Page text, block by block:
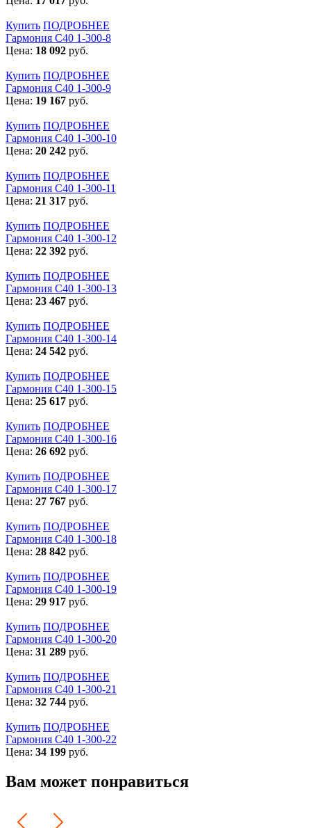
Купить ПОДРОБНЕЕ
Гармония С40 1-300-8
Цена: 18 092 руб.
Купить ПОДРОБНЕЕ
Гармония С40 1-300-9
Цена: 19 167 руб.
Купить ПОДРОБНЕЕ
Гармония С40 1-300-10
Цена: 20 242 руб.
Купить ПОДРОБНЕЕ
Гармония С40 1-300-11
Цена: 21 317 руб.
Купить ПОДРОБНЕЕ
Гармония С40 1-300-12
Цена: 22 392 руб.
Купить ПОДРОБНЕЕ
Гармония С40 1-300-13
Цена: 23 467 руб.
Купить ПОДРОБНЕЕ
Гармония С40 1-300-14
Цена: 24 542 руб.
Купить ПОДРОБНЕЕ
Гармония С40 1-300-15
Цена: 25 617 руб.
Купить ПОДРОБНЕЕ
Гармония С40 1-300-16
Цена: 26 692 руб.
Купить ПОДРОБНЕЕ
Гармония С40 1-300-17
Цена: 27 767 руб.
Купить ПОДРОБНЕЕ
Гармония С40 1-300-18
Цена: 28 842 руб.
Купить ПОДРОБНЕЕ
Гармония С40 1-300-19
Цена: 29 917 руб.
Купить ПОДРОБНЕЕ
Гармония С40 1-300-20
Цена: 31 289 руб.
Купить ПОДРОБНЕЕ
Гармония С40 1-300-21
Цена: 32 744 руб.
Купить ПОДРОБНЕЕ
Гармония С40 1-300-22
Цена: 34 199 руб.
Вам может понравиться